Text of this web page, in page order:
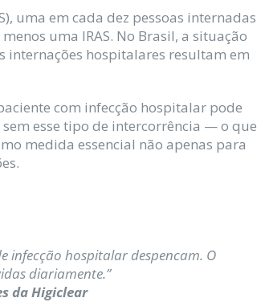
uma em cada dez pessoas internadas
uma IRAS. No Brasil, a situação
hospitalares resultam em
com infecção hospitalar pode
esse tipo de intercorrência — o que
medida essencial não apenas para
infecção hospitalar despencam. O
diariamente.”
da Higiclear